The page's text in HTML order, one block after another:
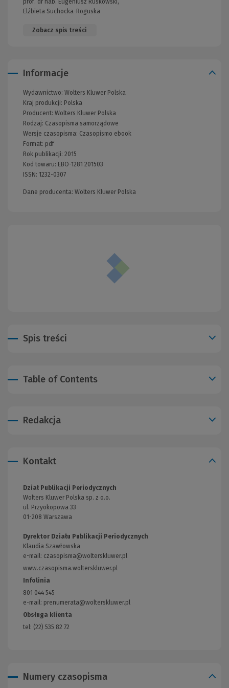
prof. dr hab. Eugeniusz Ruśkowski,
Elżbieta Suchocka-Roguska
Zobacz spis treści
Informacje
Wydawnictwo: Wolters Kluwer Polska
Kraj produkcji: Polska
Producent: Wolters Kluwer Polska
Rodzaj: Czasopisma samorządowe
Wersje czasopisma: Czasopismo ebook
Format: pdf
Rok publikacji: 2015
Kod towaru: EBO-1281 201503
ISSN: 1232-0307
Dane producenta: Wolters Kluwer Polska
Spis treści
Table of Contents
Redakcja
Kontakt
Dział Publikacji Periodycznych
Wolters Kluwer Polska sp. z o.o.
ul. Przyokopowa 33
01-208 Warszawa
Dyrektor Działu Publikacji Periodycznych
Klaudia Szawłowska
e-mail: czasopisma@wolterskluwer.pl
www.czasopisma.wolterskluwer.pl
Infolinia
801 044 545
e-mail: prenumerata@wolterskluwer.pl
Obsługa klienta
tel: (22) 535 82 72
Numery czasopisma